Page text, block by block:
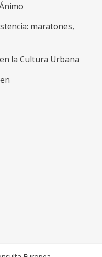
maratones,
la Cultura Urbana